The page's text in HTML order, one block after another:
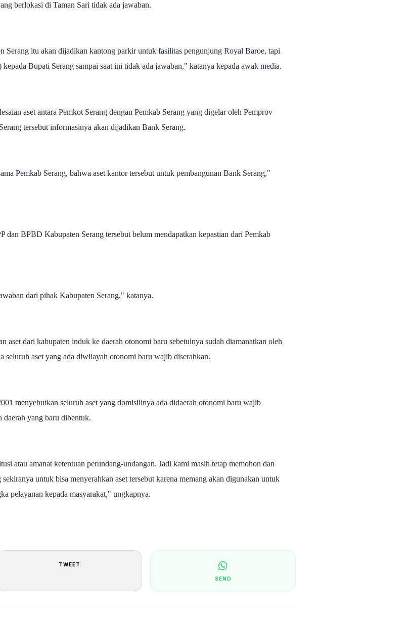
berlokasi di Taman Sari tidak ada jawaban.
Serang itu akan dijadikan kantong parkir untuk fasilitas pengunjung Royal Baroe, tapi
Bupati Serang sampai saat ini tidak ada jawaban," katanya kepada awak media.
aset antara Pemkot Serang dengan Pemkab Serang yang digelar oleh Pemprov
tersebut informasinya akan dijadikan Bank Serang.
Pemkab Serang, bahwa aset kantor tersebut untuk pembangunan Bank Serang,"
dan BPBD Kabupaten Serang tersebut belum mendapatkan kepastian dari Pemkab
dari pihak Kabupaten Serang," katanya.
aset dari kabupaten induk ke daerah otonomi baru sebetulnya sudah diamanatkan oleh
seluruh aset yang ada diwilayah otonomi baru wajib diserahkan.
menyebutkan seluruh aset yang domisilinya ada didaerah otonomi baru wajib
daerah yang baru dibentuk.
atau amanat ketentuan perundang-undangan. Jadi kami masih tetap memohon dan
untuk bisa menyerahkan aset tersebut karena memang akan digunakan untuk
pelayanan kepada masyarakat," ungkapnya.
TWEET
SEND